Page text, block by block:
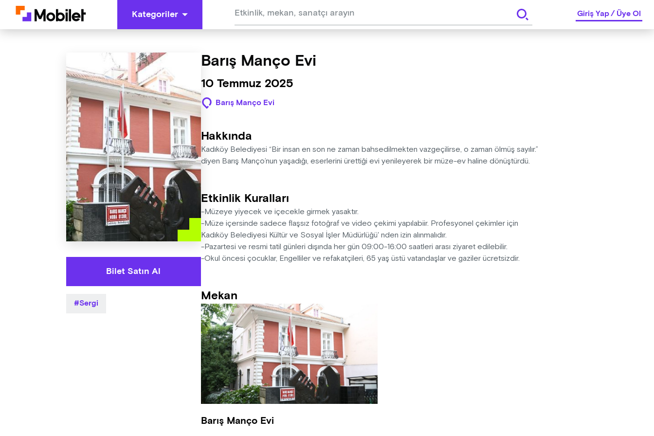
Kategoriler Giriş Yap/Üye Ol
Bilet Satın Al
Sergi
Barış Manço Evi
10 Temmuz 2025
Barış Manço Evi
Hakkında
Kadıköy Belediyesi “Bir insan en son ne zaman bahsedilmekten vazgeçilirse, o zaman ölmüş sayılır.”
diyen Barış Manço’nun yaşadığı, eserlerini ürettiği evi yenileyerek bir müze-ev haline dönüştürdü.
Etkinlik Kuralları
-Müzeye yiyecek ve içecekle girmek yasaktır.
-Müze içersinde sadece flaşsız fotoğraf ve video çekimi yapılabiir. Profesyonel çekimler için
Kadıköy Belediyesi Kültür ve Sosyal İşler Müdürlüğü' nden izin alınmalıdır.
-Pazartesi ve resmi tatil günleri dışında her gün 09:00-16:00 saatleri arası ziyaret edilebilir.
-Okul öncesi çocuklar, Engelliler ve refakatçileri, 65 yaş üstü vatandaşlar ve gaziler ücretsizdir.
Mekan
Barış Manço Evi